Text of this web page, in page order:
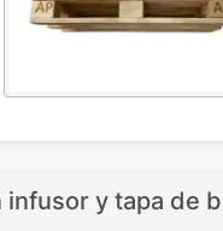
y tapa de